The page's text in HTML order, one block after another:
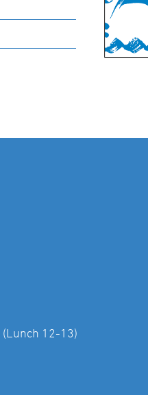
(Lunch 12-13)